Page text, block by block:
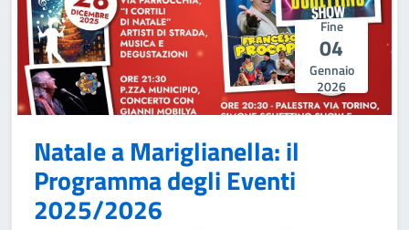
Fine
04
Gennaio
2026
Natale a Mariglianella: il
Programma degli Eventi
2025/2026